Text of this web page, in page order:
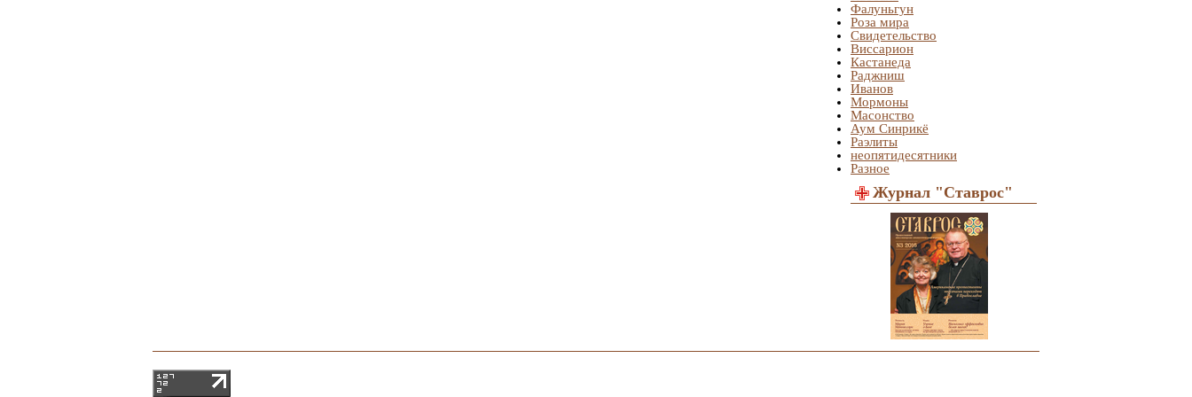
Фалуньгун
Роза мира
Свидетельство
Виссарион
Кастанеда
Раджниш
Иванов
Мормоны
Масонство
Аум Синрикё
Раэлиты
неопятидесятники
Разное
Журнал "Ставрос"